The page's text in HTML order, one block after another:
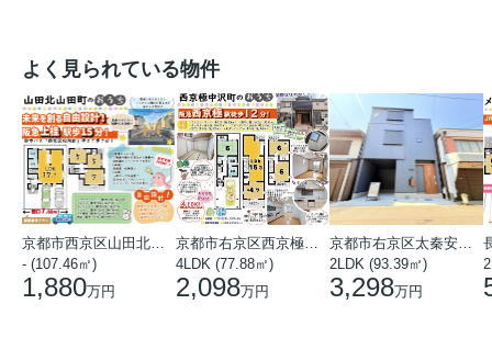
よく見られている物件
- (107.46㎡)
1,880万円
4LDK (77.88㎡)
2,098万円
2LDK (93.39㎡)
3,298万円